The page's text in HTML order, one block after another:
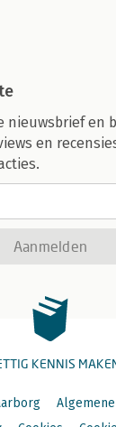
nieuwsbrief en
en
Aanmelden
KENNIS